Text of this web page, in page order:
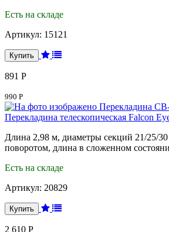
Есть на складе
Артикул: 15121
891 Р
990 Р
Перекладина телескопическая Falcon
Длина 2,98 м, диаметры секций 21/25/
поворотом, длина в сложенном
Есть на складе
Артикул: 20829
2 610 Р